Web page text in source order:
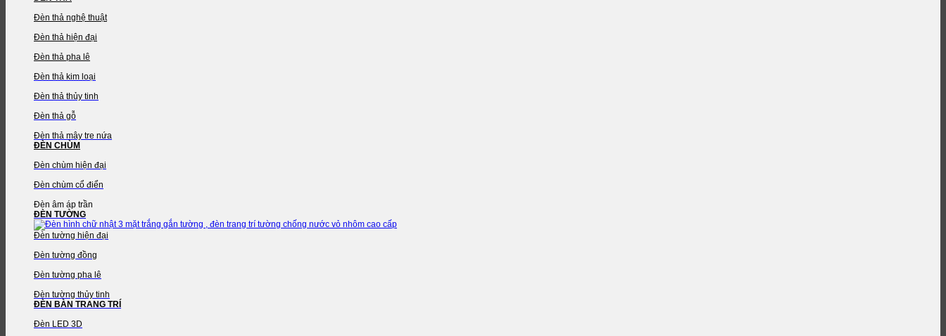
Đèn thả nghệ thuật
Đèn thả hiện đại
Đèn thả pha lê
Đèn thả kim loại
Đèn thả thủy tinh
Đèn thả gỗ
Đèn thả mây tre nứa
ĐÈN CHÙM
Đèn chùm hiện đại
Đèn chùm cổ điển
Đèn âm áp trần
ĐÈN TƯỜNG
Đèn tường hiện đại
Đèn tường đồng
Đèn tường pha lê
Đèn tường thủy tinh
ĐÈN BÀN TRANG TRÍ
Đèn LED 3D